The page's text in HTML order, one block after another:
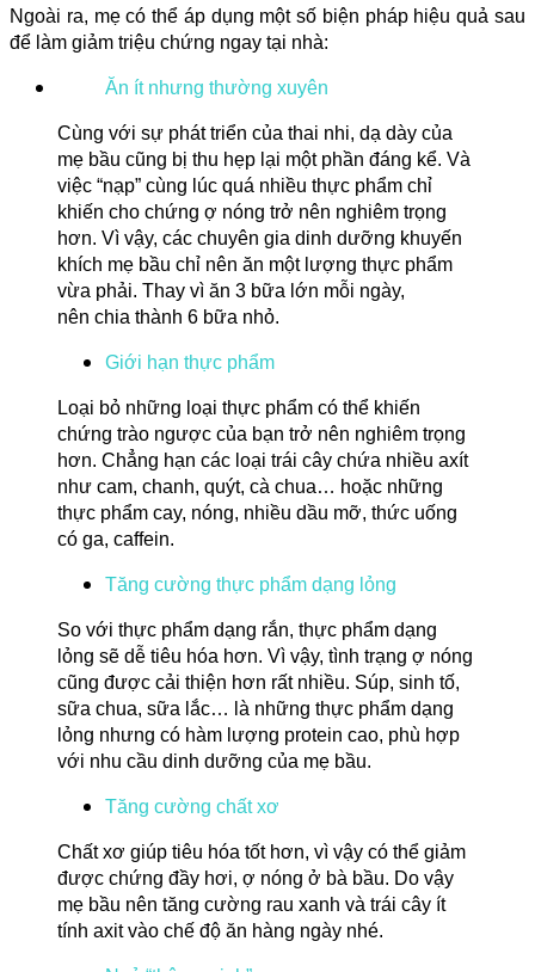
Ngoài ra, mẹ có thể áp dụng một số biện pháp hiệu quả sau
để làm giảm triệu chứng ngay tại nhà:
Ăn ít nhưng thường xuyên
Cùng với sự phát triển của thai nhi, dạ dày của
mẹ bầu cũng bị thu hẹp lại một phần đáng kể. Và
việc “nạp” cùng lúc quá nhiều thực phẩm chỉ
khiến cho chứng ợ nóng trở nên nghiêm trọng
hơn. Vì vậy, các chuyên gia dinh dưỡng khuyến
khích mẹ bầu chỉ nên ăn một lượng thực phẩm
vừa phải. Thay vì ăn 3 bữa lớn mỗi ngày,
nên chia thành 6 bữa nhỏ.
Giới hạn thực phẩm
Loại bỏ những loại thực phẩm có thể khiến
chứng trào ngược của bạn trở nên nghiêm trọng
hơn. Chẳng hạn các loại trái cây chứa nhiều axít
như cam, chanh, quýt, cà chua… hoặc những
thực phẩm cay, nóng, nhiều dầu mỡ, thức uống
có ga, caffein.
Tăng cường thực phẩm dạng lỏng
So với thực phẩm dạng rắn, thực phẩm dạng
lỏng sẽ dễ tiêu hóa hơn. Vì vậy, tình trạng ợ nóng
cũng được cải thiện hơn rất nhiều. Súp, sinh tố,
sữa chua, sữa lắc… là những thực phẩm dạng
lỏng nhưng có hàm lượng protein cao, phù hợp
với nhu cầu dinh dưỡng của mẹ bầu.
Tăng cường chất xơ
Chất xơ giúp tiêu hóa tốt hơn, vì vậy có thể giảm
được chứng đầy hơi, ợ nóng ở bà bầu. Do vậy
mẹ bầu nên tăng cường rau xanh và trái cây ít
tính axit vào chế độ ăn hàng ngày nhé.